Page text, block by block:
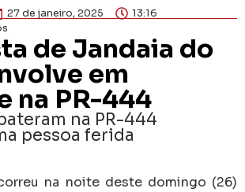
27 de janeiro, 2025
13:16
de Jandaia do
em
na PR-444
na PR-444
pessoa ferida
na noite deste domingo (26)